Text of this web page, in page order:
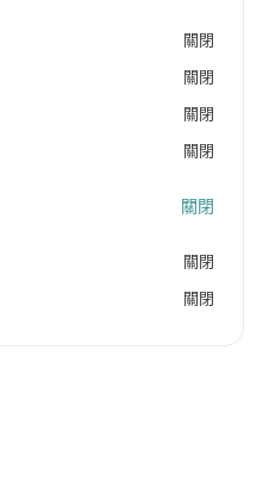
關閉
關閉
關閉
關閉
關閉
關閉
關閉